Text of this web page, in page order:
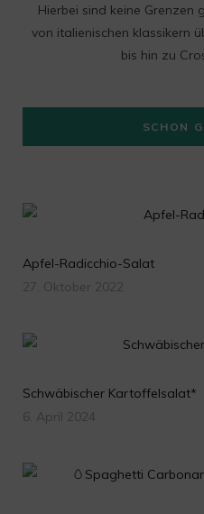
Hierbei sind keine Grenzen
von italienischen klassikern
bis hin zu
SCHON
Apfel-Radicchio-Salat
27. Oktober 2022
Schwäbischer Kartoffelsalat*
6. April 2024